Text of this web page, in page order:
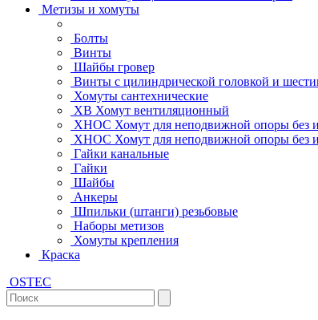
Метизы и хомуты
Болты
Винты
Шайбы гровер
Винты с цилиндрической головкой и
Хомуты сантехнические
ХВ Хомут вентиляционный
ХНОС Хомут для неподвижной опоры без
ХНОС Хомут для неподвижной опоры без
Гайки канальные
Гайки
Шайбы
Анкеры
Шпильки (штанги) резьбовые
Наборы метизов
Хомуты крепления
Краска
OSTEC